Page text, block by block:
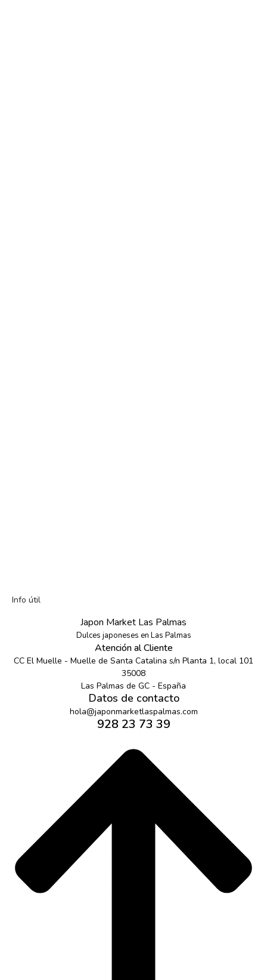
Info útil
Japon Market Las Palmas
Dulces japoneses en Las Palmas
Atención al Cliente
CC El Muelle - Muelle de Santa Catalina s/n Planta 1, local 101
35008
Las Palmas de GC - España
Datos de contacto
hola@japonmarketlaspalmas.com
928 23 73 39